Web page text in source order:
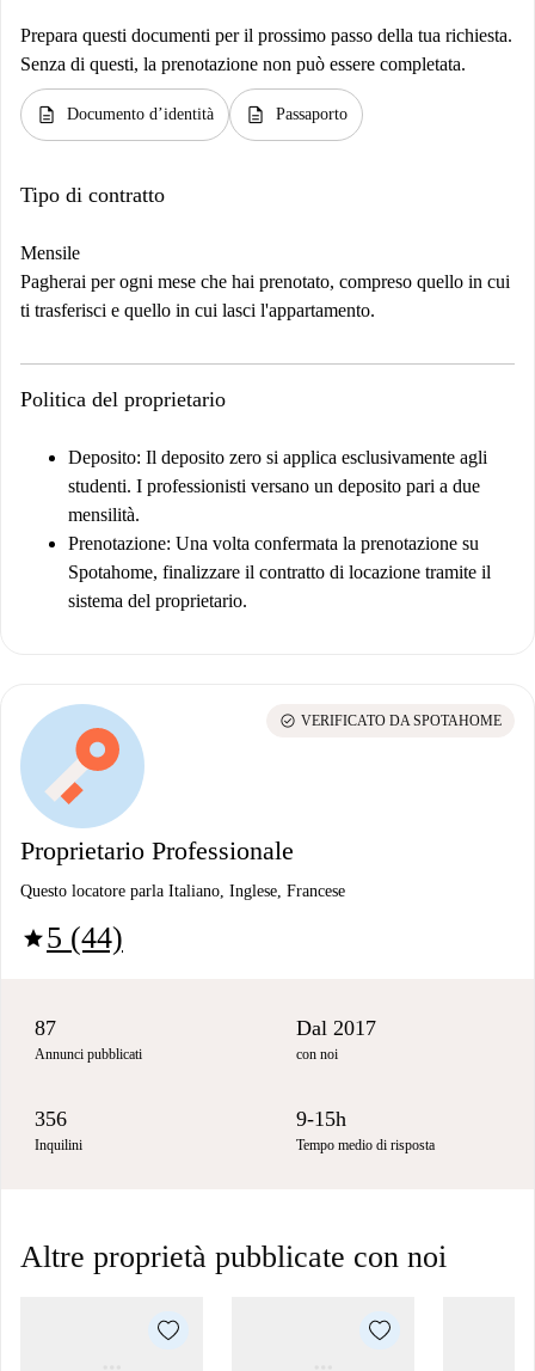
Prepara questi documenti per il prossimo passo della tua richiesta.
Senza di questi, la prenotazione non può essere completata.
description Documento d’identità description Passaporto
Tipo di contratto
Mensile
Pagherai per ogni mese che hai prenotato, compreso quello in cui
ti trasferisci e quello in cui lasci l'appartamento.
Politica del proprietario
Deposito: Il deposito zero si applica esclusivamente agli
studenti. I professionisti versano un deposito pari a due
mensilità.
Prenotazione: Una volta confermata la prenotazione su
Spotahome, finalizzare il contratto di locazione tramite il
sistema del proprietario.
Proprietario Professionale
Questo locatore parla Italiano, Inglese, Francese
star5 (44)
check_circle VERIFICATO DA SPOTAHOME
87
Annunci pubblicati
Dal 2017
con noi
356
Inquilini
9-15h
Tempo medio di risposta
Altre proprietà pubblicate con noi